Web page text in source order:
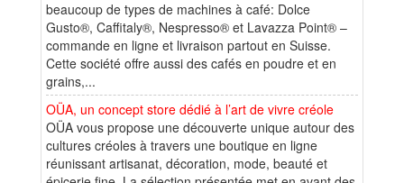
beaucoup de types de machines à café: Dolce
Gusto®, Caffitaly®, Nespresso® et Lavazza Point® –
commande en ligne et livraison partout en Suisse.
Cette société offre aussi des cafés en poudre et en
grains,...
OÜA, un concept store dédié à l’art de vivre créole
OÜA vous propose une découverte unique autour des
cultures créoles à travers une boutique en ligne
réunissant artisanat, décoration, mode, beauté et